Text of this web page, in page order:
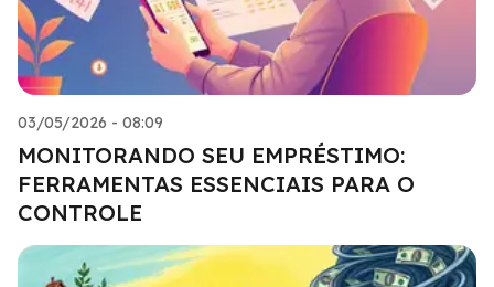
03/05/2026 - 08:09
MONITORANDO SEU EMPRÉSTIMO:
FERRAMENTAS ESSENCIAIS PARA O
CONTROLE